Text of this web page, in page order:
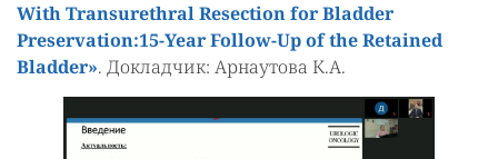
With Transurethral Resection for Bladder
Preservation:15-Year Follow-Up of the Retained
Bladder». Докладчик: Арнаутова К.А.